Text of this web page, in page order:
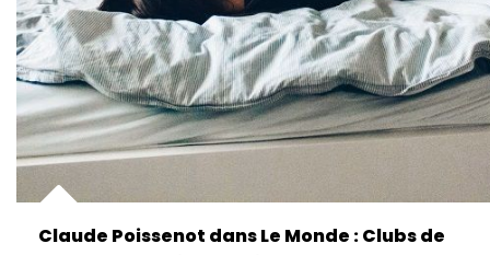
Claude Poissenot dans Le Monde : Clubs de